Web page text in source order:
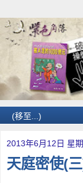
2013年6月12日 星
天庭密使(